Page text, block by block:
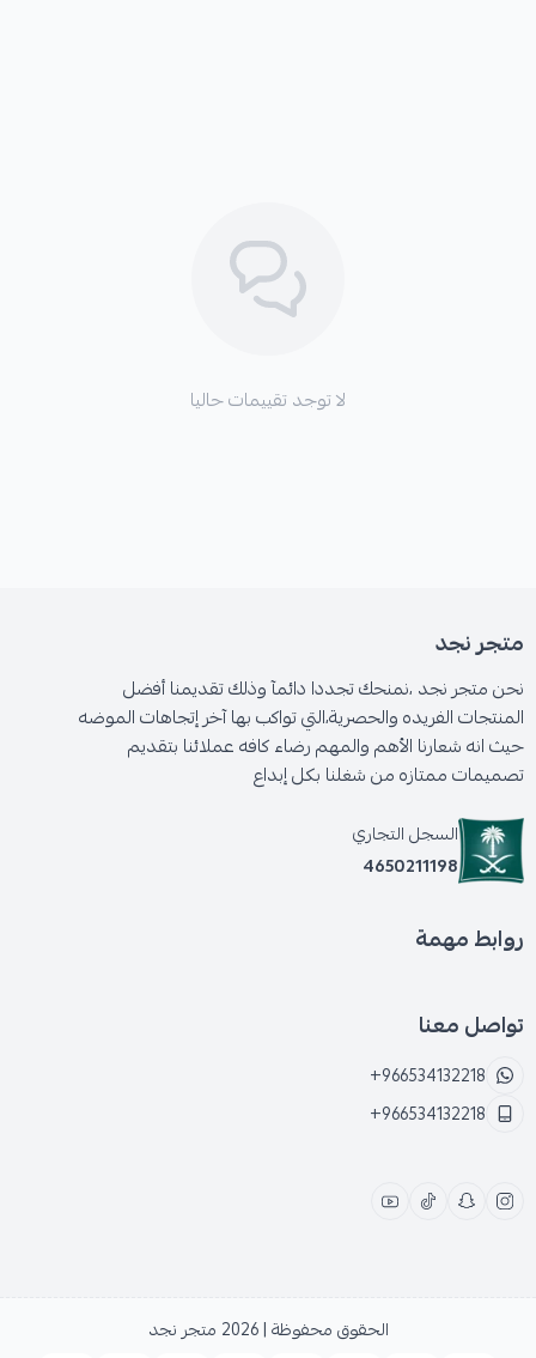
لا توجد تقييمات حاليا
متجر نجد
نحن متجر نجد ،نمنحك تجددا دائمآ وذلك تقديمنا أفضل
المنتجات الفريده والحصرية،التي تواكب بها آخر إتجاهات الموضه
حيث انه شعارنا الأهم والمهم رضاء كافه عملائنا بتقديم
تصميمات ممتازه من شغلنا بكل إبداع
السجل التجاري
4650211198
روابط مهمة
تواصل معنا
+966534132218
+966534132218
الحقوق محفوظة | 2026 متجر نجد